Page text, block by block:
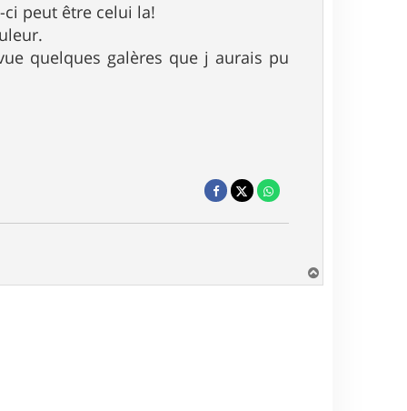
ci peut être celui la!
quelques galères que j aurais pu
a